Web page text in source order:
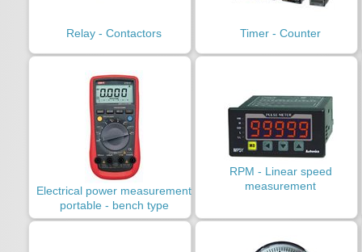
Relay - Contactors Timer - Counter
Electrical power measurement
portable - bench type
RPM - Linear speed
measurement